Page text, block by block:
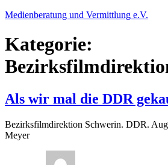
Zum
springen
Medienberatung und Vermittlung e.V.
Kategorie:
Als wir mal die DDR
Bezirksfilmdirektion Schwerin. DDR.
Meyer